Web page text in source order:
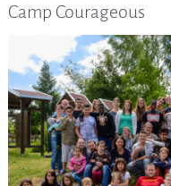
Camp Courageous